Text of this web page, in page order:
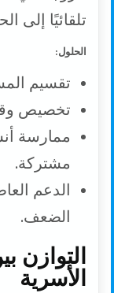
تلقائيًا إلى
الحلول:
تقسيم
تخصيص
ممارسة
مشتركة.
الدعم
الضعف.
التوازن
الأسرية